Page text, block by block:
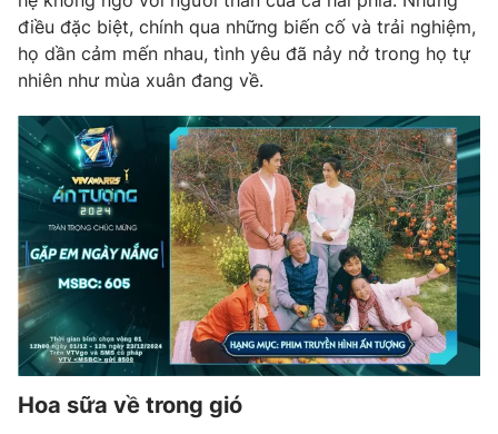
điều đặc biệt, chính qua những biến cố và trải nghiệm,
họ dần cảm mến nhau, tình yêu đã nảy nở trong họ tự
nhiên như mùa xuân đang về.
Hoa sữa về trong gió